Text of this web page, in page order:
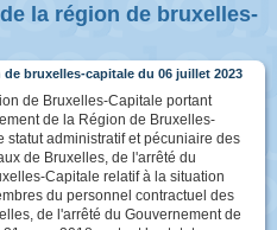
la région de bruxelles-
bruxelles-capitale du 06 juillet 2023
de Bruxelles-Capitale portant
de la Région de Bruxelles-
administratif et pécuniaire des
de Bruxelles, de l'arrêté du
Capitale relatif à la situation
du personnel contractuel des
de l'arrêté du Gouvernement de